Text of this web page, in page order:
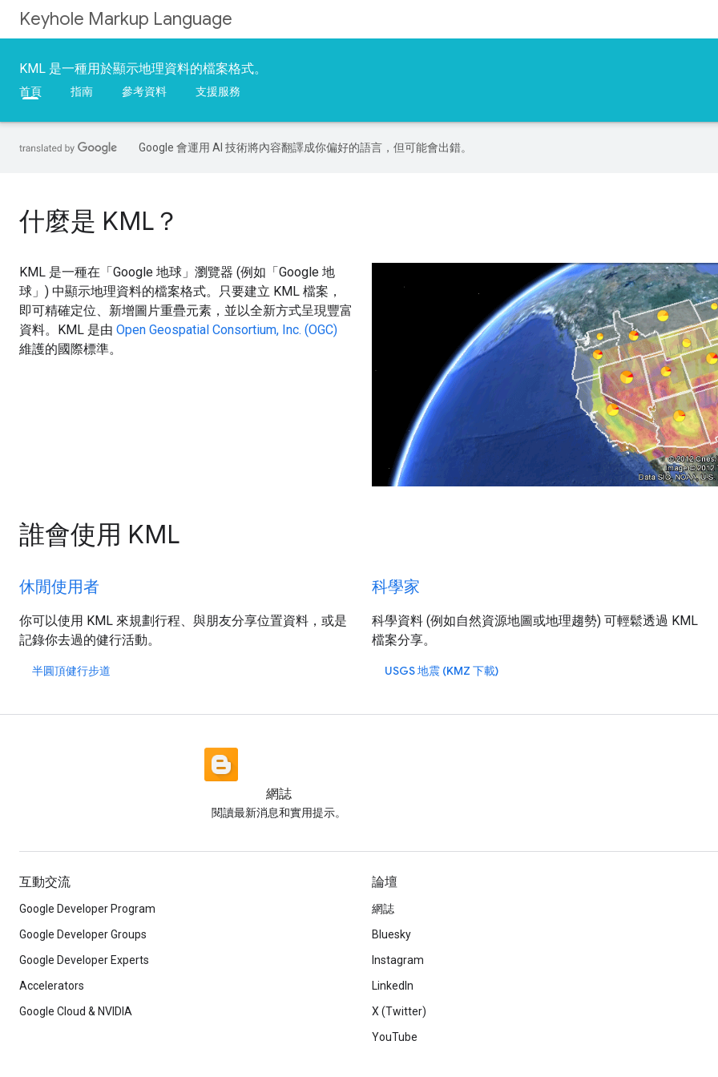
Keyhole Markup Language
KML 是一種用於顯示地理資料的檔案格式。
首頁 指南 參考資料 支援服務
Google 會運用 AI 技術將內容翻譯成你偏好的語言，但可能會出錯。
什麼是 KML？
KML 是一種在「Google 地球」瀏覽器 (例如「Google 地
球」) 中顯示地理資料的檔案格式。只要建立 KML 檔案，
即可精確定位、新增圖片重疊元素，並以全新方式呈現豐富
資料。KML 是由 Open Geospatial Consortium, Inc. (OGC)
維護的國際標準。
誰會使用 KML
休閒使用者
你可以使用 KML 來規劃行程、與朋友分享位置資料，或是
記錄你去過的健行活動。
半圓頂健行步道
科學家
科學資料 (例如自然資源地圖或地理趨勢) 可輕鬆透過 KML
檔案分享。
USGS 地震 (KMZ 下載)
網誌
閱讀最新消息和實用提示。
互動交流
Google Developer Program
Google Developer Groups
Google Developer Experts
Accelerators
Google Cloud & NVIDIA
論壇
網誌
Bluesky
Instagram
LinkedIn
X (Twitter)
YouTube